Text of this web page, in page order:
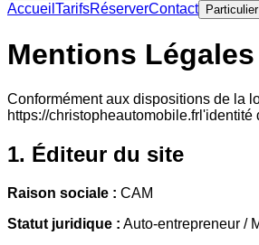
Accueil TarifsRéserverContact Particulier
Mentions Légales
Conformément aux dispositions de la
https://christopheautomobile.fr l'identité
1. Éditeur du site
Raison sociale : CAM
Statut juridique : Auto-entrepreneur /